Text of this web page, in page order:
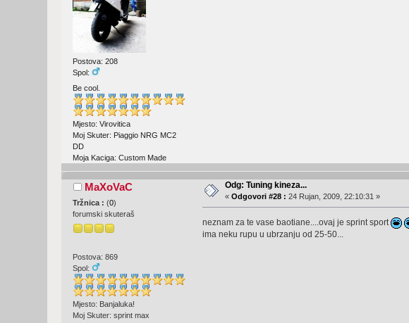
Postova: 208
Spol:
Be cool.
Mjesto: Virovitica
Moj Skuter: Piaggio NRG MC2
DD
Moja Kaciga: Custom Made
MaXoVaC
Tržnica :(0)
forumski skuteraš
Postova: 869
Spol:
Mjesto: Banjaluka!
Moj Skuter: sprint max
Odg: Tuning kineza...
«Odgovori #28 : 24 Rujan, 2009, 22:10:31 »
neznam za te vase baotiane....ovaj je sprint sport
ima neku rupu u ubrzanju od 25-50...